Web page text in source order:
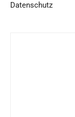
Datenschutz